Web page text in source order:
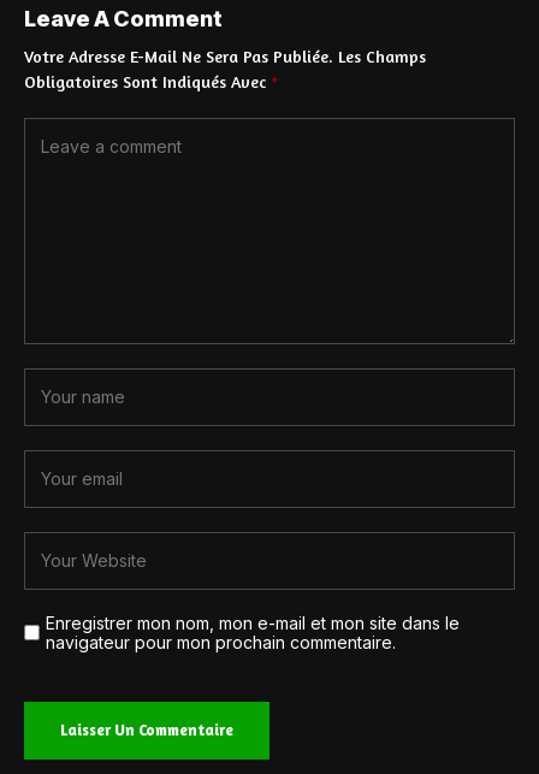
Leave A Comment
Votre Adresse E-Mail Ne Sera Pas Publiée. Les Champs
Obligatoires Sont Indiqués Avec *
Enregistrer mon nom, mon e-mail et mon site dans le
navigateur pour mon prochain commentaire.